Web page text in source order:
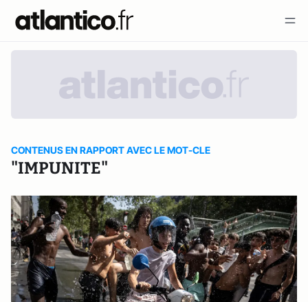
CONTENUS EN RAPPORT AVEC LE MOT-CLE
"IMPUNITE"